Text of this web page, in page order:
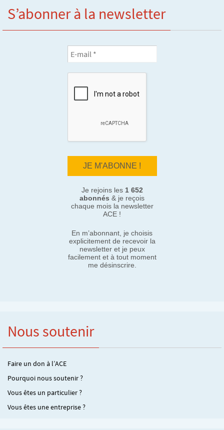
S’abonner à la newsletter
Je rejoins les 1 652
abonnés & je reçois
chaque mois la newsletter
ACE !
En m’abonnant, je choisis
explicitement de recevoir la
newsletter et je peux
facilement et à tout moment
me désinscrire.
Nous soutenir
Faire un don à l’ACE
Pourquoi nous soutenir ?
Vous êtes un particulier ?
Vous êtes une entreprise ?